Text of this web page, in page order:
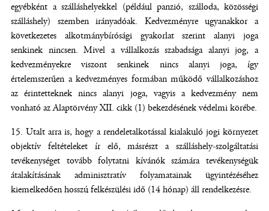
egyébként a szálláshelyekkel (például panzió, szálloda, közösségi
szálláshely) szemben irányadóak. Kedvezményre ugyanakkor a
következetes alkotmánybírósági gyakorlat szerint alanyi joga
senkinek nincsen. Mivel a vállalkozás szabadsága alanyi jog, a
kedvezményekre viszont senkinek nincs alanyi joga, így
értelemszerűen a kedvezményes formában működő vállalkozáshoz
az érintetteknek nincs alanyi joga, vagyis a kedvezmény nem
vonható az Alaptörvény XII. cikk (1) bekezdésének védelmi körébe.
Utalt arra is, hogy a rendeletalkotással kialakuló jogi környezet
objektív feltételeket ír elő, másrészt a szálláshely-szolgáltatási
tevékenységet tovább folytatni kívánók számára tevékenységük
átalakításának adminisztratív folyamatainak ügyintézéséhez
kiemelkedően hosszú felkészülési idő (14 hónap) áll rendelkezésre.